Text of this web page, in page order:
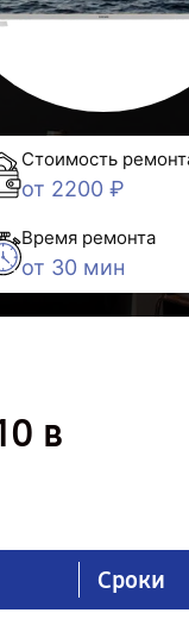
Стоимость
от 2200 ₽
Время ремонта
от 30 мин
в
Сроки